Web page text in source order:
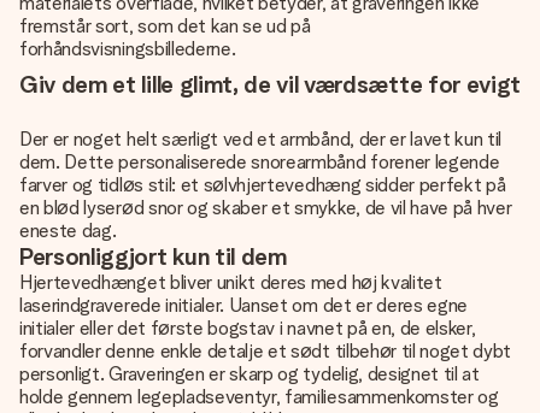
fremstår sort, som det kan se ud på
forhåndsvisningsbillederne.
Giv dem et lille glimt, de vil værdsætte for evigt
Der er noget helt særligt ved et armbånd, der er lavet kun til
dem. Dette personaliserede snorearmbånd forener legende
farver og tidløs stil: et sølvhjertevedhæng sidder perfekt på
en blød lyserød snor og skaber et smykke, de vil have på hver
eneste dag.
Personliggjort kun til dem
Hjertevedhænget bliver unikt deres med høj kvalitet
laserindgraverede initialer. Uanset om det er deres egne
initialer eller det første bogstav i navnet på en, de elsker,
forvandler denne enkle detalje et sødt tilbehør til noget dybt
personligt. Graveringen er skarp og tydelig, designet til at
holde gennem legepladseventyr, familiesammenkomster og